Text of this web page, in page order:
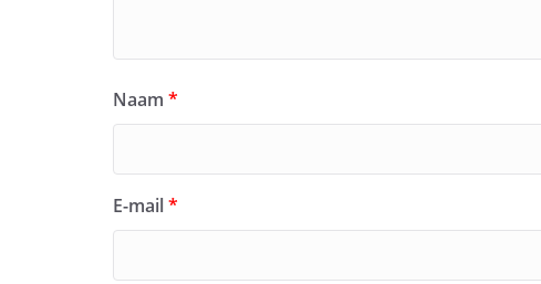
Naam *
E-mail*